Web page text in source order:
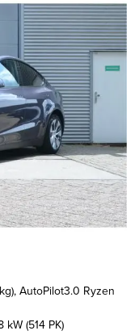
AutoPilot3.0 Ryzen
kW (514 PK)